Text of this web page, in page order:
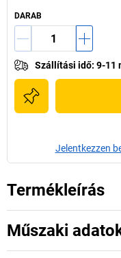
DARAB
Szállítási idő: 9-11
Jelentkezzen
Termékleírás
Műszaki